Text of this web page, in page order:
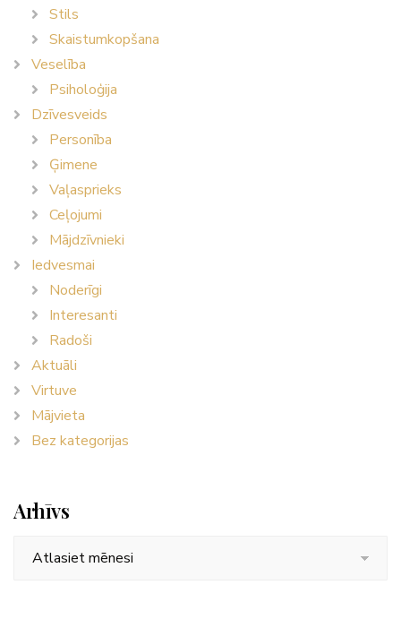
Stils
Skaistumkopšana
Veselība
Psiholoģija
Dzīvesveids
Personība
Ģimene
Vaļasprieks
Ceļojumi
Mājdzīvnieki
Iedvesmai
Noderīgi
Interesanti
Radoši
Aktuāli
Virtuve
Mājvieta
Bez kategorijas
Arhīvs